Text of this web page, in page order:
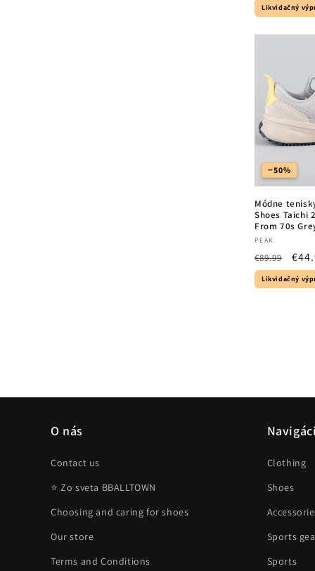
Likvidačný
−50%
Módne
Shoes Taichi
From 70s
Vendor:
PEAK
Regular
price
€89.99
Sale
Likvidačný
O nás
Contact us
⭐ Zo sveta BBALLTOWN
Choosing and caring for shoes
Our store
Terms and Conditions
Clothing
Shoes
Sports
Sports